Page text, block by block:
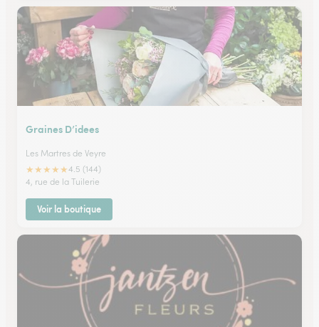
Graines D’idees
Les Martres de Veyre
★★★★★4.5 (144)
4, rue de la Tuilerie
Voir la boutique